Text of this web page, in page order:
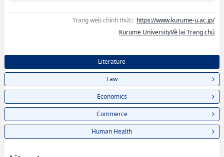
Trang web chính thức: https://www.kurume-u.ac.jp/
Kurume UniversityVề lại Trang chủ
Literature
Law
Economics
Commerce
Human Health